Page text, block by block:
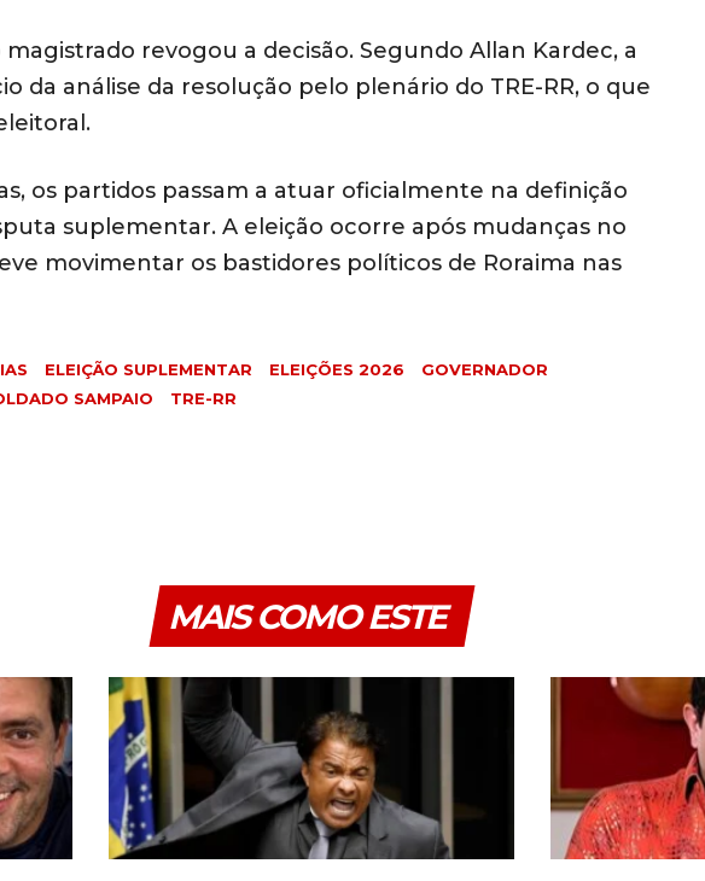
revogou a decisão. Segundo Allan Kardec, a
da análise da resolução pelo plenário do TRE-RR, o que
os partidos passam a atuar oficialmente na definição
suplementar. A eleição ocorre após mudanças no
movimentar os bastidores políticos de Roraima nas
ELEIÇÃO SUPLEMENTAR ELEIÇÕES 2026
GOVERNADOR
SAMPAIO TRE-RR
MAIS COMO ESTE